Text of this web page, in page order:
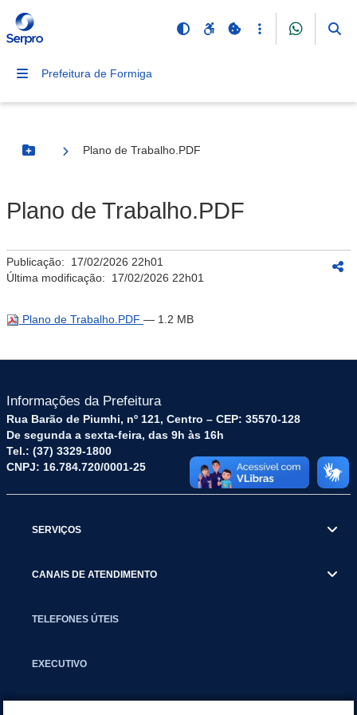
Prefeitura de Formiga
Botão Menu
Plano de Trabalho.PDF
Plano de Trabalho.PDF
Publicação: 17/02/2026 22h01
Última modificação: 17/02/2026 22h01
Plano de Trabalho.PDF — 1.2 MB
Informações da Prefeitura
Rua Barão de Piumhi, nº 121, Centro – CEP: 35570-128
De segunda a sexta-feira, das 9h às 16h
Tel.: (37) 3329-1800
CNPJ: 16.784.720/0001-25
SERVIÇOS
CANAIS DE ATENDIMENTO
TELEFONES ÚTEIS
EXECUTIVO